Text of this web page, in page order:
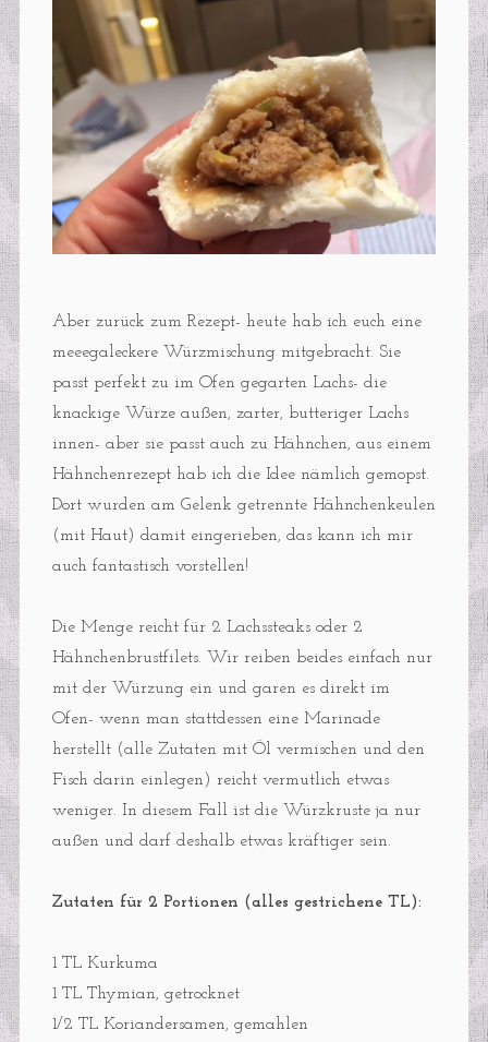
Aber zurück zum Rezept- heute hab ich euch eine
meeegaleckere Würzmischung mitgebracht. Sie
passt perfekt zu im Ofen gegarten Lachs- die
knackige Würze außen, zarter, butteriger Lachs
innen- aber sie passt auch zu Hähnchen, aus einem
Hähnchenrezept hab ich die Idee nämlich gemopst.
Dort wurden am Gelenk getrennte Hähnchenkeulen
(mit Haut) damit eingerieben, das kann ich mir
auch fantastisch vorstellen!
Die Menge reicht für 2 Lachssteaks oder 2
Hähnchenbrustfilets. Wir reiben beides einfach nur
mit der Würzung ein und garen es direkt im
Ofen- wenn man stattdessen eine Marinade
herstellt (alle Zutaten mit Öl vermischen und den
Fisch darin einlegen) reicht vermutlich etwas
weniger. In diesem Fall ist die Würzkruste ja nur
außen und darf deshalb etwas kräftiger sein.
Zutaten für 2 Portionen (alles gestrichene TL):
1 TL Kurkuma
1 TL Thymian, getrocknet
1/2 TL Koriandersamen, gemahlen